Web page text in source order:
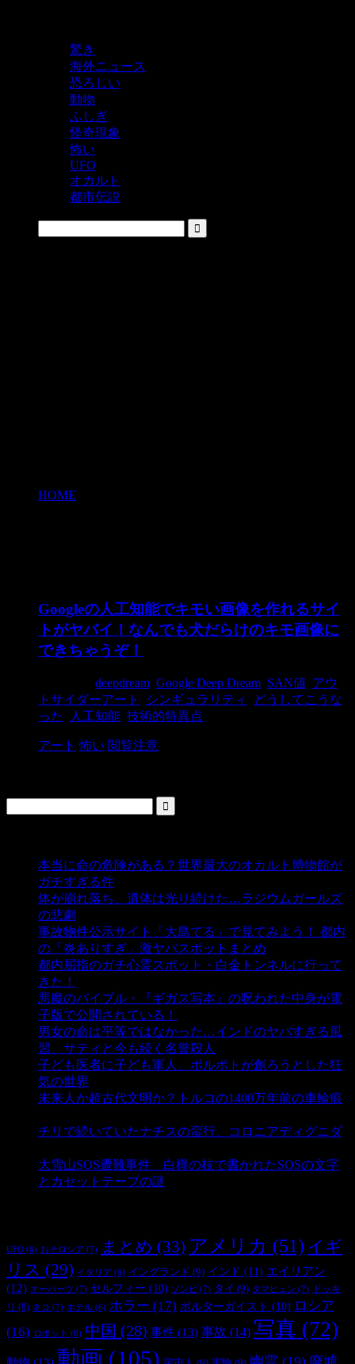
驚き
海外ニュース
恐ろしい
動物
ふしぎ
怪奇現象
怖い
UFO
オカルト
都市伝説
HOME
Googleの人工知能でキモい画像を作れるサイ
トがヤバイ！なんでも犬だらけのキモ画像に
できちゃうぞ！
deepdream Google Deep Dream SAN値 アウ
トサイダーアート
シンギュラリティ
どうしてこうな
った
人工知能 技術的特異点
アート 怖い 閲覧注意
本当に命の危険がある？世界最大のオカルト博物館が
ガチすぎる件
体が崩れ落ち、遺体は光り続けた…ラジウムガールズ
の悲劇
事故物件公示サイト「大島てる」で見てみよう！ 都内
の「炎ありすぎ」激ヤバスポットまとめ
都内屈指のガチ心霊スポット・白金トンネルに行って
きた！
悪魔のバイブル・『ギガス写本』の呪われた中身が電
子版で公開されている！
男女の命は平等ではなかった…インドのヤバすぎる風
習、サティと今も続く名誉殺人
子ども医者に子ども軍人、ポルポトが創ろうとした狂
気の世界
未来人か超古代文明か？トルコの1400万年前の車輪痕
チリで続いていたナチスの蛮行、コロニアディグニダ
大雪山SOS遭難事件 白樺の枝で書かれたSOSの文字
とカセットテープの謎
UFO (6) おそロシア (7) まとめ (33) アメリカ (51) イギ
リス (29) イタリア (6) イングランド (9) インド (11) エイリアン
(12) オーパーツ (7) セルフィー (10) ゾンビ (7) タイ (9) タマヒュン (7)
ドッキ
リ (8) ネコ (7) ホテル (6) ホラー (17) ポルターガイスト (10) ロシア
(16)
ロボット (6) 中国 (28) 事件 (13) 事故 (14) 写真 (72)
動画 (105)